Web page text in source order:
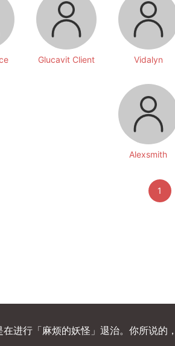
Glucavit Client Vidalyn
Alexsmith
1
进行「麻烦的妖怪」退治。你所说的